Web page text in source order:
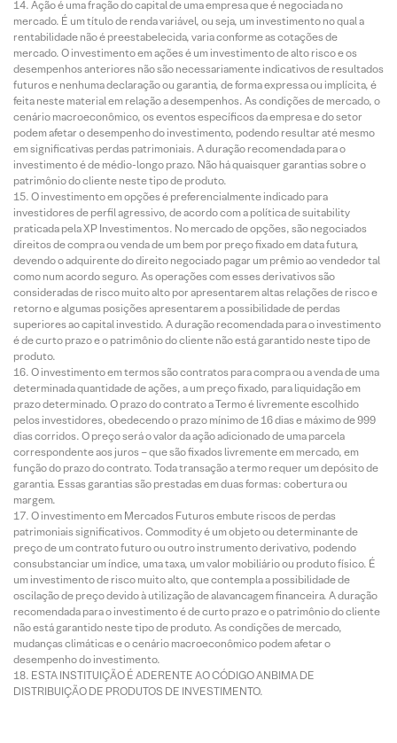
Ação é uma fração do capital de uma empresa que é negociada no
mercado. É um título de renda variável, ou seja, um investimento no qual a
rentabilidade não é preestabelecida, varia conforme as cotações de
mercado. O investimento em ações é um investimento de alto risco e os
desempenhos anteriores não são necessariamente indicativos de resultados
futuros e nenhuma declaração ou garantia, de forma expressa ou implícita, é
feita neste material em relação a desempenhos. As condições de mercado, o
cenário macroeconômico, os eventos específicos da empresa e do setor
podem afetar o desempenho do investimento, podendo resultar até mesmo
em significativas perdas patrimoniais. A duração recomendada para o
investimento é de médio-longo prazo. Não há quaisquer garantias sobre o
patrimônio do cliente neste tipo de produto.
O investimento em opções é preferencialmente indicado para
investidores de perfil agressivo, de acordo com a política de suitability
praticada pela XP Investimentos. No mercado de opções, são negociados
direitos de compra ou venda de um bem por preço fixado em data futura,
devendo o adquirente do direito negociado pagar um prêmio ao vendedor tal
como num acordo seguro. As operações com esses derivativos são
consideradas de risco muito alto por apresentarem altas relações de risco e
retorno e algumas posições apresentarem a possibilidade de perdas
superiores ao capital investido. A duração recomendada para o investimento
é de curto prazo e o patrimônio do cliente não está garantido neste tipo de
produto.
O investimento em termos são contratos para compra ou a venda de uma
determinada quantidade de ações, a um preço fixado, para liquidação em
prazo determinado. O prazo do contrato a Termo é livremente escolhido
pelos investidores, obedecendo o prazo mínimo de 16 dias e máximo de 999
dias corridos. O preço será o valor da ação adicionado de uma parcela
correspondente aos juros – que são fixados livremente em mercado, em
função do prazo do contrato. Toda transação a termo requer um depósito de
garantia. Essas garantias são prestadas em duas formas: cobertura ou
margem.
O investimento em Mercados Futuros embute riscos de perdas
patrimoniais significativos. Commodity é um objeto ou determinante de
preço de um contrato futuro ou outro instrumento derivativo, podendo
consubstanciar um índice, uma taxa, um valor mobiliário ou produto físico. É
um investimento de risco muito alto, que contempla a possibilidade de
oscilação de preço devido à utilização de alavancagem financeira. A duração
recomendada para o investimento é de curto prazo e o patrimônio do cliente
não está garantido neste tipo de produto. As condições de mercado,
mudanças climáticas e o cenário macroeconômico podem afetar o
desempenho do investimento.
ESTA INSTITUIÇÃO É ADERENTE AO CÓDIGO ANBIMA DE
DISTRIBUIÇÃO DE PRODUTOS DE INVESTIMENTO.